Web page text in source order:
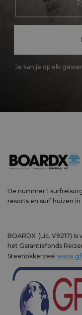
Je kan je op elk
De nummer 1
resorts en surf huizen in
BOARDX (Lic. V9217)
het Garantiefonds
Steenokkerzeel